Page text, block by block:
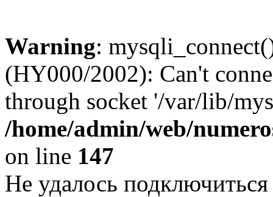
Warning:
(HY000/2002): Can't
through socket '/var/lib/
/home/admin/web/
on line 147
Не удалось